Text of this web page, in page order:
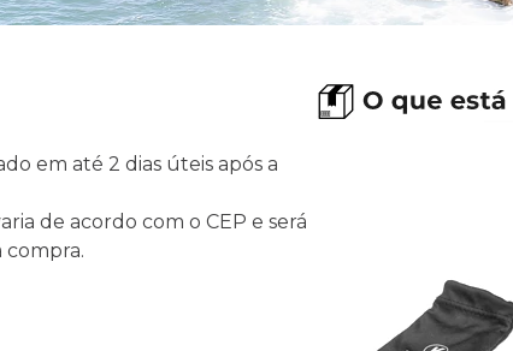
em até 2 dias úteis após a
de acordo com o CEP e será